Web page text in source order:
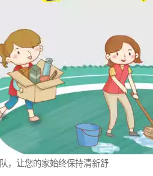
，让您的家始终保持清新舒